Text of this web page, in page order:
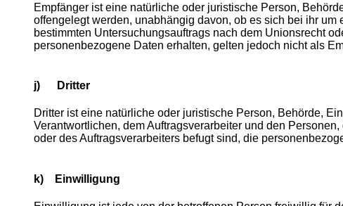
Empfänger ist eine natürliche oder juristische Person,
offengelegt werden, unabhängig davon, ob es sich bei ihr
bestimmten Untersuchungsauftrags nach dem Unionsrecht
personenbezogene Daten erhalten, gelten jedoch nicht als
j) Dritter
Dritter ist eine natürliche oder juristische Person, Behörde,
Verantwortlichen, dem Auftragsverarbeiter und den
oder des Auftragsverarbeiters befugt sind, die
k) Einwilligung